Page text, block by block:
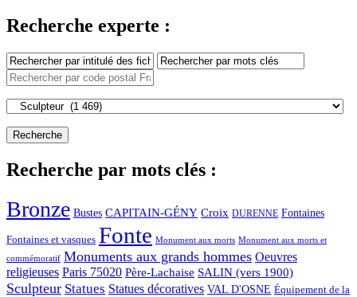
Recherche experte :
Recherche par mots clés :
Bronze Bustes CAPITAIN-GÉNY Croix DURENNE Fontaines
Fontaines et vasques Fonte Monument aux morts Monument aux morts et
commémoratif Monuments aux grands hommes Oeuvres
religieuses Paris 75020 Père-Lachaise SALIN (vers 1900)
Sculpteur Statues Statues décoratives VAL D'OSNE Équipement de la